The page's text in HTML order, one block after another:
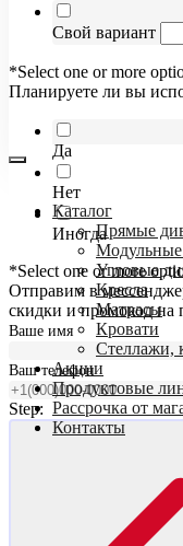
Свой вариант
*Select one or more
Планируете ли вы
Да
Нет
Иногда
*Select one or more
Отправим в
скидки и промокод на
Ваше имя
Ваш телефон
Step:
Каталог
Прямые
Угловые
Кресла
Матрасы
Кровати
Стеллажи,
Акции
Продуктовые
Рассрочка от
Контакты